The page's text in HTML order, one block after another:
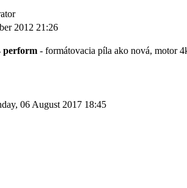
2012 21:26
perform - formátovacia píla ako nová, motor
06 August 2017 18:45